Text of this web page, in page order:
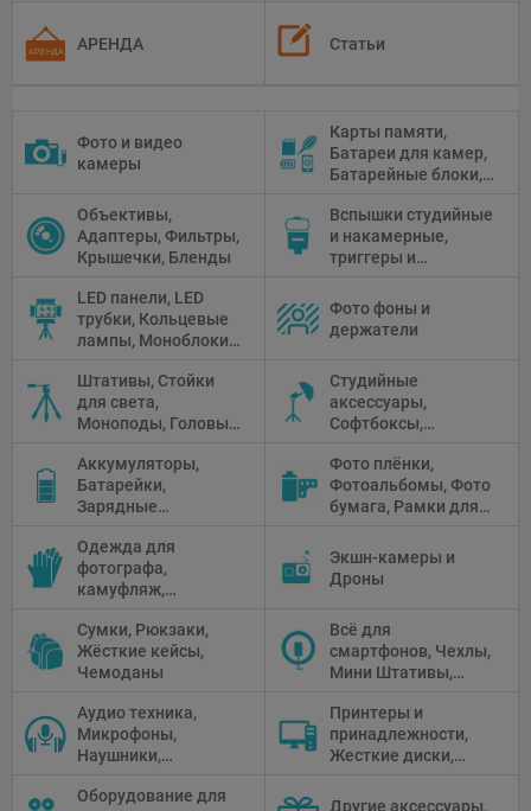
АРЕНДА Статьи
Фото и видео
камеры
Карты памяти,
Батареи для камер,
Батарейные блоки,
Объективы,
Адаптеры, Фильтры,
Крышечки, Бленды
Вспышки студийные
и накамерные,
триггеры и
LED панели, LED
трубки, Кольцевые
лампы, Моноблоки,
Флуоресцентное и
галогенное
освещение
Фото фоны и
держатели
Штативы, Стойки
для света,
Моноподы, Головы
Студийные
аксессуары,
Софтбоксы,
Рефлекторы,
Отражатели,
Предметные
Аккумуляторы,
Батарейки,
Зарядные
питания, Солнечные
панели
Фото плёнки,
Фотоальбомы, Фото
бумага, Рамки для
камеры
Одежда для
фотографа,
камуфляж,
Экшн-камеры и
Дроны
Сумки, Рюкзаки,
Жёсткие кейсы,
Чемоданы
Всё для
смартфонов, Чехлы,
Мини Штативы,
Аудио техника,
Микрофоны,
Наушники,
микшеры, Кабели и
Принтеры и
принадлежности,
Жесткие диски,
Проекторы,
Оборудование для
Другие аксессуары,